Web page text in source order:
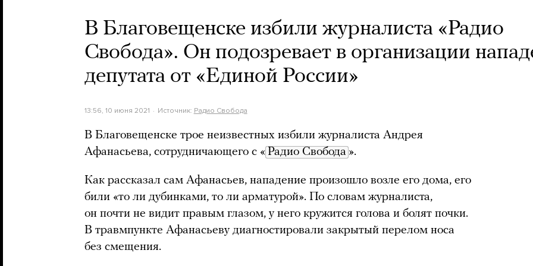
В Благовещенске избили журналиста «Радио
Свобода». Он подозревает в организации
депутата от «Единой России»
13:56, 10 июня 2021 Источник: Радио Свобода
В Благовещенске трое неизвестных избили журналиста Андрея
Афанасьева, сотрудничающего с « Радио Свобода ».
Как рассказал сам Афанасьев, нападение произошло возле его дома, его
били «то ли дубинками, то ли арматурой». По словам журналиста,
он почти не видит правым глазом, у него кружится голова и болят почки.
В травмпункте Афанасьеву диагностировали закрытый перелом носа
без смещения.